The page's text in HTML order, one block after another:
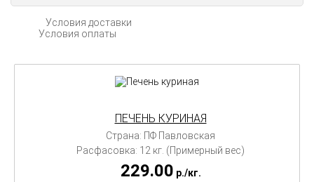
Условия доставки
Условия оплаты
ПЕЧЕНЬ КУРИНАЯ
Страна: ПФ Павловская
Расфасовка: 12 кг. (Примерный вес)
229.00 p./кг.